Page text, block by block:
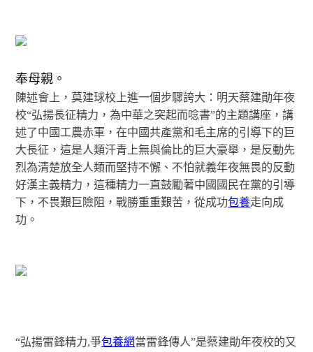
奉母親。
陳述會上，莫建球校上進一個步驟誇大：明天蔡建勛年夜
校“弘揚長征精力，為中華之突起而唸書”的主題講座，講
述了中國工農赤軍，在中國共產黨和毛主席的引導下的巨
大長征，這是人類汗青上無與倫比的巨大豪舉，是反動先
烈為清楚放全人類而堅持不懈、不怕就義年夜無畏的反動
好漢主義精力，這種精力一直鼓勵著中國國民在黨的引導
下，不畏艱巨險阻，戰勝重重艱苦，從成功包養走向成
功。
“弘揚雷鋒精力,爭包養網當雷鋒傳人”是蔡建勛年夜校的又